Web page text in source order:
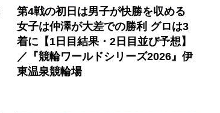
第4戦の初日は男子が快勝を収める
女子は仲澤が大差での勝利 グロは3
着に【1日目結果・2日目並び予想】
／『競輪ワールドシリーズ2026』伊
東温泉競輪場